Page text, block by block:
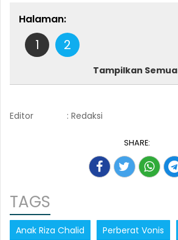
Halaman:
1 2
Tampilkan Semua
Editor : Redaksi
SHARE:
TAGS
Anak Riza Chalid Perberat Vonis